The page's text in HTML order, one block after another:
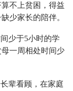
不上贫困，得益
少家长的陪伴。
少于5小时的学
一周相处时间少
辈看顾，在家庭